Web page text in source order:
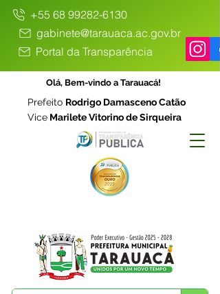
+55 68 99282-6130
gabinete@tarauaca.ac.gov.br
Portal da Transparência
Olá, Bem-vindo a Tarauacá!
Prefeito Rodrigo Damasceno Catão
Vice Marilete Vitorino de Sirqueira